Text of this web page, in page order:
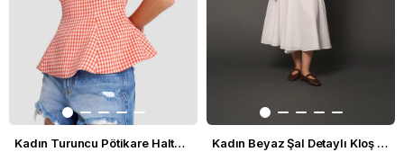
Kadın Turuncu Pötikare Halter Yaka Büstiyer Kadın Beyaz Şal Detaylı Kloş Etek